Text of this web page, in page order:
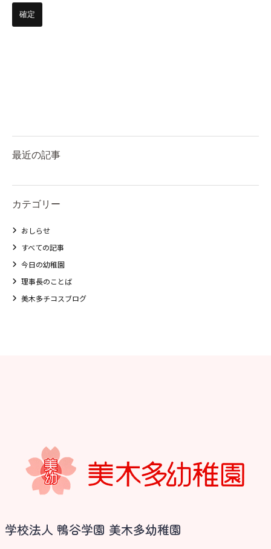
最近の記事
カテゴリー
おしらせ
すべての記事
今日の幼稚園
理事長のことば
美木多チコスブログ
学校法人 鴨谷学園 美木多幼稚園
お知らせ